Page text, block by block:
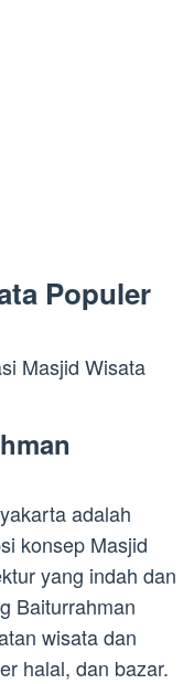
Populer
Masjid Wisata
adalah
konsep Masjid
yang indah dan
Baiturrahman
wisata dan
halal, dan bazar.